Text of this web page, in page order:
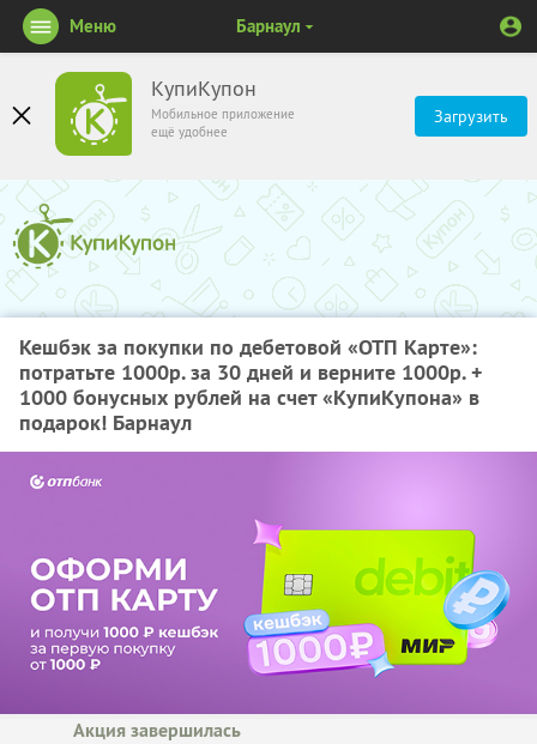
КупиКупон
Мобильное приложение
ещё удобнее
Загрузить
Меню Барнаул
Кешбэк за покупки по дебетовой «ОТП Карте»:
потратьте 1000р. за 30 дней и верните 1000р. +
1000 бонусных рублей на счет «КупиКупона» в
подарок! Барнаул
Акция завершилась